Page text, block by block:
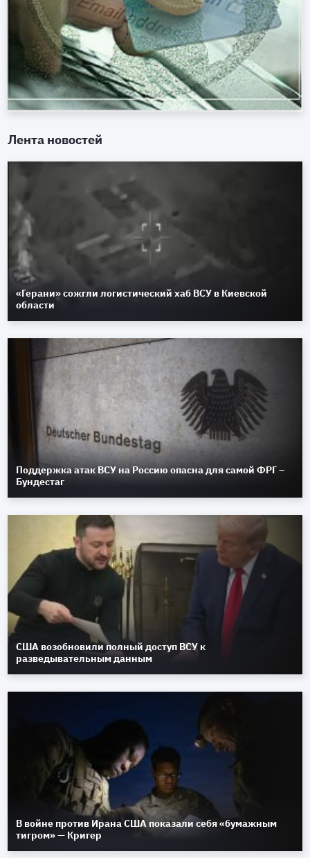
Лента новостей
«Герани» сожгли логистический хаб ВСУ в Киевской
области
Поддержка атак ВСУ на Россию опасна для самой ФРГ –
Бундестаг
США возобновили полный доступ ВСУ к
разведывательным данным
В войне против Ирана США показали себя «бумажным
тигром» — Кригер